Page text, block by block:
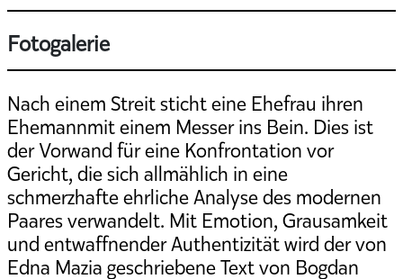
Fotogalerie
Nach einem Streit sticht eine Ehefrau ihren
Ehemannmit einem Messer ins Bein. Dies ist
der Vorwand für eine Konfrontation vor
Gericht, die sich allmählich in eine
schmerzhafte ehrliche Analyse des modernen
Paares verwandelt. Mit Emotion, Grausamkeit
und entwaffnender Authentizität wird der von
Edna Mazia geschriebene Text von Bogdan